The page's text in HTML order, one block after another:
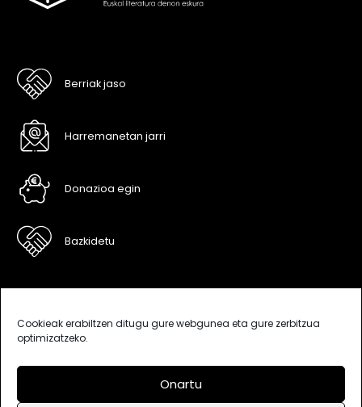
Cookieak erabiltzen ditugu gure webgunea eta gure zerbitzua
optimizatzeko.
Onartu
Berriak jaso
Harremanetan jarri
Donazioa egin
Bazkidetu